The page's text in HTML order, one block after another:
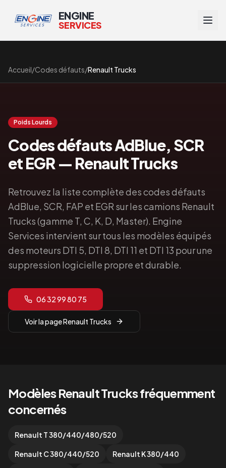
ENGINE
SERVICES
Accueil/Codes défauts/Renault Trucks
Poids Lourds
Codes défauts AdBlue, SCR
et EGR — Renault Trucks
Retrouvez la liste complète des codes défauts
AdBlue, SCR, FAP et EGR sur les camions Renault
Trucks (gamme T, C, K, D, Master). Engine
Services intervient sur tous les modèles équipés
des moteurs DTI 5, DTI 8, DTI 11 et DTI 13 pour une
suppression logicielle propre et durable.
06 32 99 80 75
Voir la pageRenault Trucks
ModèlesRenault Trucksfréquemment
concernés
Renault T 380/440/480/520
Renault C 380/440/520 Renault K 380/440